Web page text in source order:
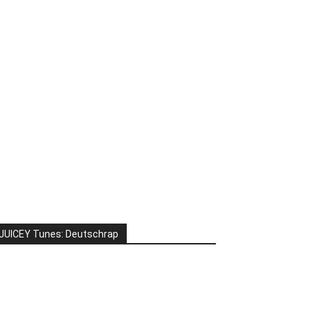
Tunes: Deutschrap